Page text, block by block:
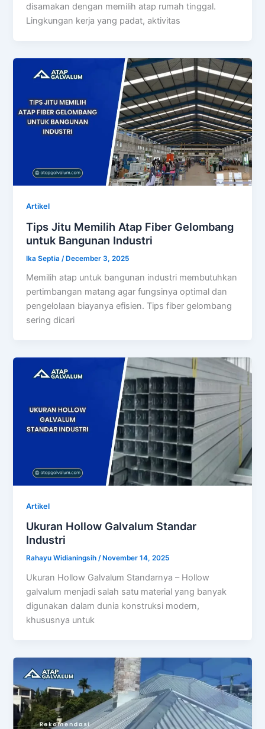
disamakan dengan memilih atap rumah tinggal.
Lingkungan kerja yang padat, aktivitas
Artikel
Tips Jitu Memilih Atap Fiber Gelombang
untuk Bangunan Industri
Ika Septia /December 3, 2025
Memilih atap untuk bangunan industri membutuhkan
pertimbangan matang agar fungsinya optimal dan
pengelolaan biayanya efisien. Tips fiber gelombang
sering dicari
Artikel
Ukuran Hollow Galvalum Standar
Industri
Rahayu Widianingsih/ November 14, 2025
Ukuran Hollow Galvalum Standarnya – Hollow
galvalum menjadi salah satu material yang banyak
digunakan dalam dunia konstruksi modern,
khususnya untuk